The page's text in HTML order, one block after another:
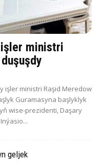
işler ministri
işler ministri Raşid Meredow
Guramasyna başlyklyk
wise-prezidenti, Daşary
geljek